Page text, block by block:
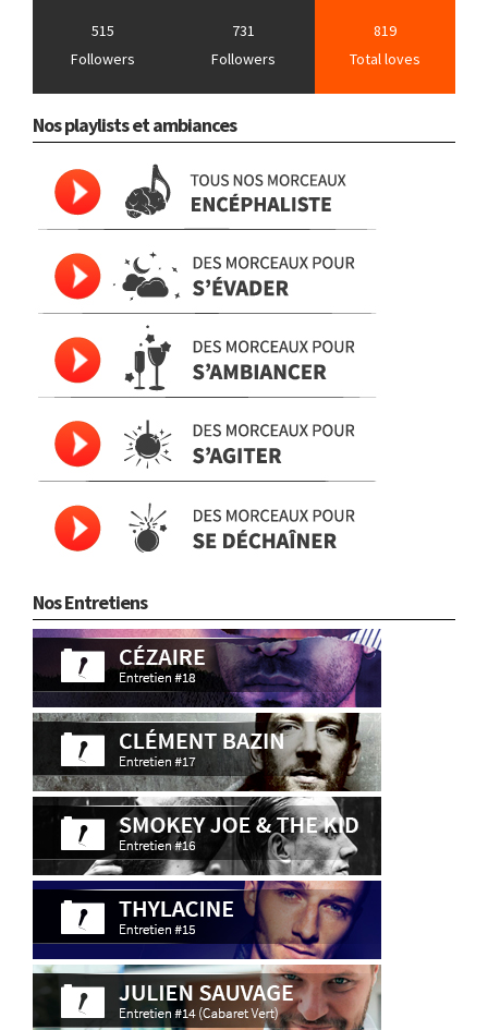
515
Followers
731
Followers
819
Total loves
Nos playlists et ambiances
Nos Entretiens